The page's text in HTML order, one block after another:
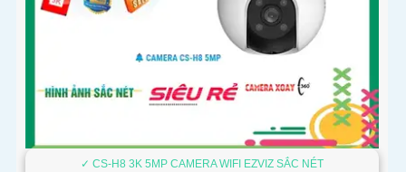
✓ CS-H8 3K 5MP CAMERA WIFI EZVIZ SẮC NÉT